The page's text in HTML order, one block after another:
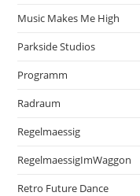
Music Makes Me High
Parkside Studios
Programm
Radraum
Regelmaessig
RegelmaessigImWaggon
Retro Future Dance